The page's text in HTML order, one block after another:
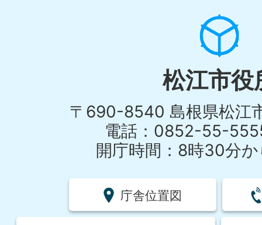
松江市役
〒690-8540 島根県松江
電話：0852-55-
開庁時間：8時30分
庁舎位置図